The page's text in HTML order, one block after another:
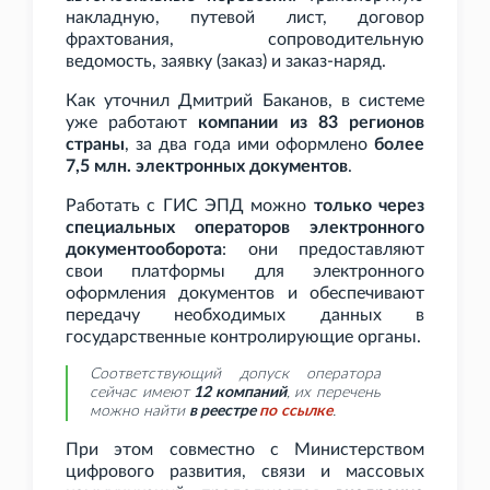
накладную, путевой лист, договор
фрахтования, сопроводительную
ведомость, заявку (заказ) и заказ-наряд.
Как уточнил Дмитрий Баканов, в системе
уже работают компании из 83 регионов
страны, за два года ими оформлено более
7,5 млн. электронных документов.
Работать с ГИС ЭПД можно только через
специальных операторов электронного
документооборота: они предоставляют
свои платформы для электронного
оформления документов и обеспечивают
передачу необходимых данных в
государственные контролирующие органы.
Соответствующий допуск оператора
сейчас имеют 12 компаний, их перечень
можно найти в реестрепо ссылке.
При этом совместно с Министерством
цифрового развития, связи и массовых